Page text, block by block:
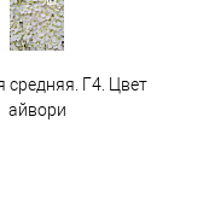
средняя. Г4. Цвет
айвори